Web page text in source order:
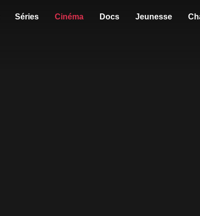
Séries Cinéma Docs Jeunesse